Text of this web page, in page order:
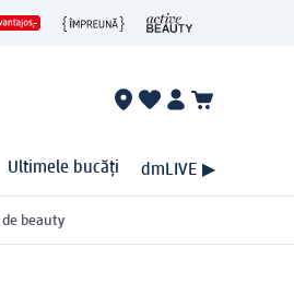
Ultimele bucăți dmLIVE ▶
beauty